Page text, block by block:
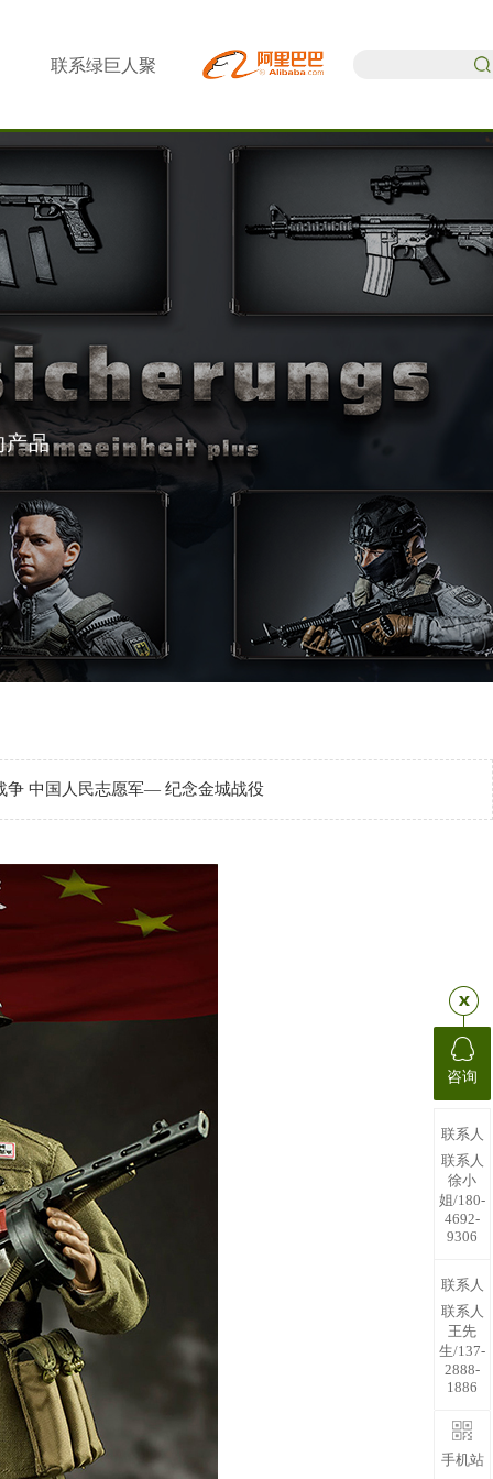
联系绿巨人聚
合
产品
争 中国人民志愿军— 纪念金城战役
咨询
联系人
联系人
徐小
姐/180-
4692-
9306
联系人
联系人
王先
生/137-
2888-
1886
手机站